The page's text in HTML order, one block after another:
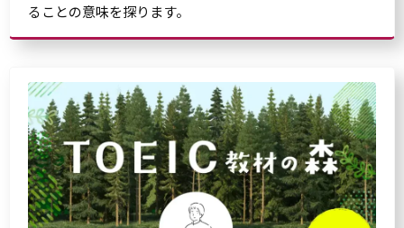
ることの意味を探ります。